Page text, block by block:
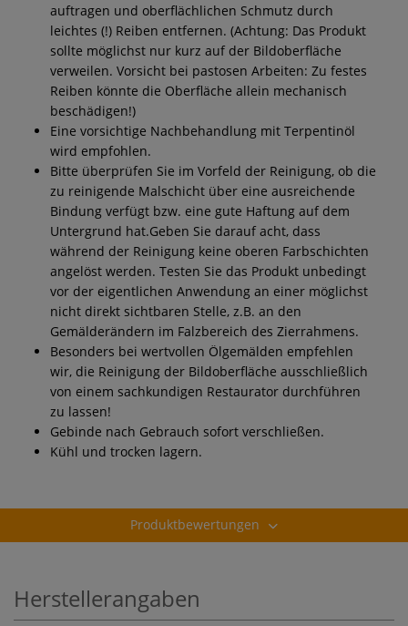
auftragen und oberflächlichen Schmutz durch
leichtes (!) Reiben entfernen. (Achtung: Das Produkt
sollte möglichst nur kurz auf der Bildoberfläche
verweilen. Vorsicht bei pastosen Arbeiten: Zu festes
Reiben könnte die Oberfläche allein mechanisch
beschädigen!)
Eine vorsichtige Nachbehandlung mit Terpentinöl
wird empfohlen.
Bitte überprüfen Sie im Vorfeld der Reinigung, ob die
zu reinigende Malschicht über eine ausreichende
Bindung verfügt bzw. eine gute Haftung auf dem
Untergrund hat.Geben Sie darauf acht, dass
während der Reinigung keine oberen Farbschichten
angelöst werden. Testen Sie das Produkt unbedingt
vor der eigentlichen Anwendung an einer möglichst
nicht direkt sichtbaren Stelle, z.B. an den
Gemälderändern im Falzbereich des Zierrahmens.
Besonders bei wertvollen Ölgemälden empfehlen
wir, die Reinigung der Bildoberfläche ausschließlich
von einem sachkundigen Restaurator durchführen
zu lassen!
Gebinde nach Gebrauch sofort verschließen.
Kühl und trocken lagern.
Produktbewertungen
Herstellerangaben